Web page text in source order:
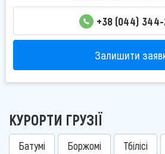
+38 (044)
Залишити
КУРОРТИ ГРУЗІЇ
Батумі Боржомі Тбілісі